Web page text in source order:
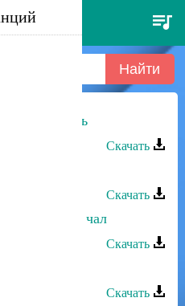
-
- Иншаллагь
Скачать
Скачать
- Табасаран чал
Скачать
Скачать